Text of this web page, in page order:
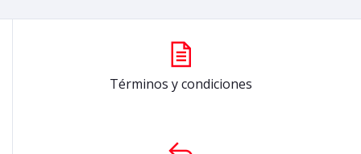
Términos y condiciones